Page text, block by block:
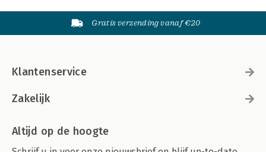
Gratis verzending vanaf €20
Klantenservice
Zakelijk
Altijd op de hoogte